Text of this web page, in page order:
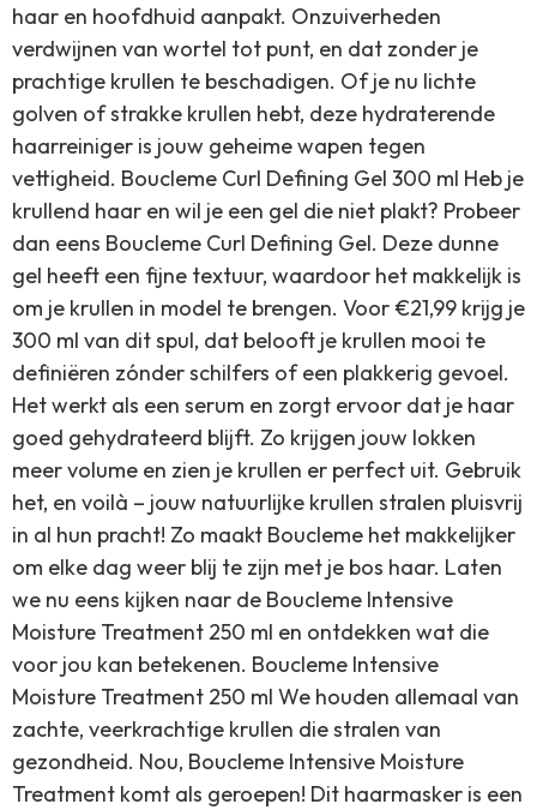
haar en hoofdhuid aanpakt. Onzuiverheden
verdwijnen van wortel tot punt, en dat zonder je
prachtige krullen te beschadigen. Of je nu lichte
golven of strakke krullen hebt, deze hydraterende
haarreiniger is jouw geheime wapen tegen
vettigheid. Boucleme Curl Defining Gel 300 ml Heb je
krullend haar en wil je een gel die niet plakt? Probeer
dan eens Boucleme Curl Defining Gel. Deze dunne
gel heeft een fijne textuur, waardoor het makkelijk is
om je krullen in model te brengen. Voor €21,99 krijg je
300 ml van dit spul, dat belooft je krullen mooi te
definiëren zónder schilfers of een plakkerig gevoel.
Het werkt als een serum en zorgt ervoor dat je haar
goed gehydrateerd blijft. Zo krijgen jouw lokken
meer volume en zien je krullen er perfect uit. Gebruik
het, en voilà – jouw natuurlijke krullen stralen pluisvrij
in al hun pracht! Zo maakt Boucleme het makkelijker
om elke dag weer blij te zijn met je bos haar. Laten
we nu eens kijken naar de Boucleme Intensive
Moisture Treatment 250 ml en ontdekken wat die
voor jou kan betekenen. Boucleme Intensive
Moisture Treatment 250 ml We houden allemaal van
zachte, veerkrachtige krullen die stralen van
gezondheid. Nou, Boucleme Intensive Moisture
Treatment komt als geroepen! Dit haarmasker is een